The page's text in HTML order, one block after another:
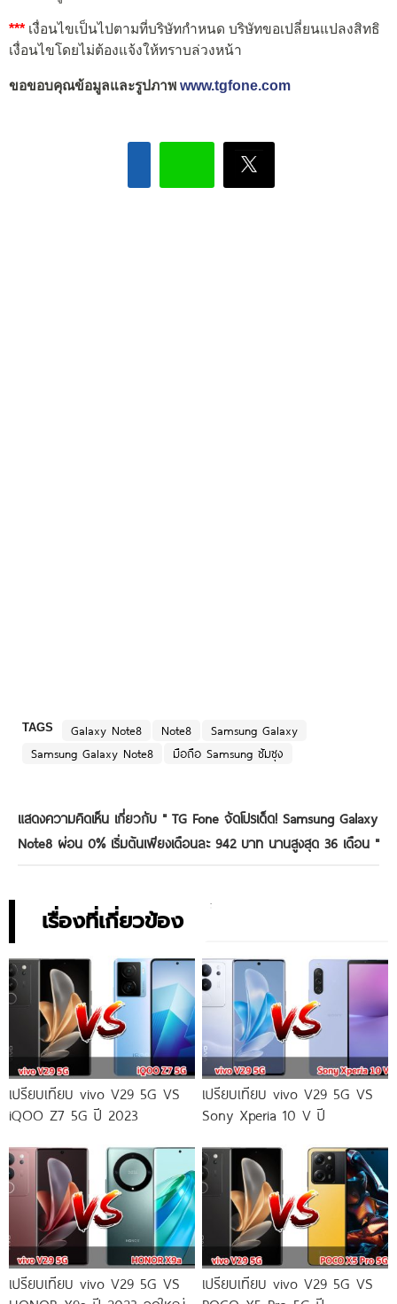
*** เงื่อนไขเป็นไปตามที่บริษัทกำหนด บริษัทขอเปลี่ยนแปลงสิทธิ
เงื่อนไขโดยไม่ต้องแจ้งให้ทราบล่วงหน้า
ขอขอบคุณข้อมูลและรูปภาพ www.tgfone.com
TAGS Galaxy Note8 Note8
Samsung Galaxy
Samsung Galaxy Note8
มือถือ Samsung ซัมซุง
แสดงความคิดเห็น เกี่ยวกับ " TG Fone จัดโปรเด็ด! Samsung Galaxy
Note8 ผ่อน 0% เริ่มต้นเพียงเดือนละ 942 บาท นานสูงสุด 36 เดือน "
เรื่องที่เกี่ยวข้อง
เปรียบเทียบ vivo V29 5G VS
iQOO Z7 5G ปี 2023
เปรียบเทียบ vivo V29 5G VS
Sony Xperia 10 V ปี
เปรียบเทียบ vivo V29 5G VS
เปรียบเทียบ vivo V29 5G VS